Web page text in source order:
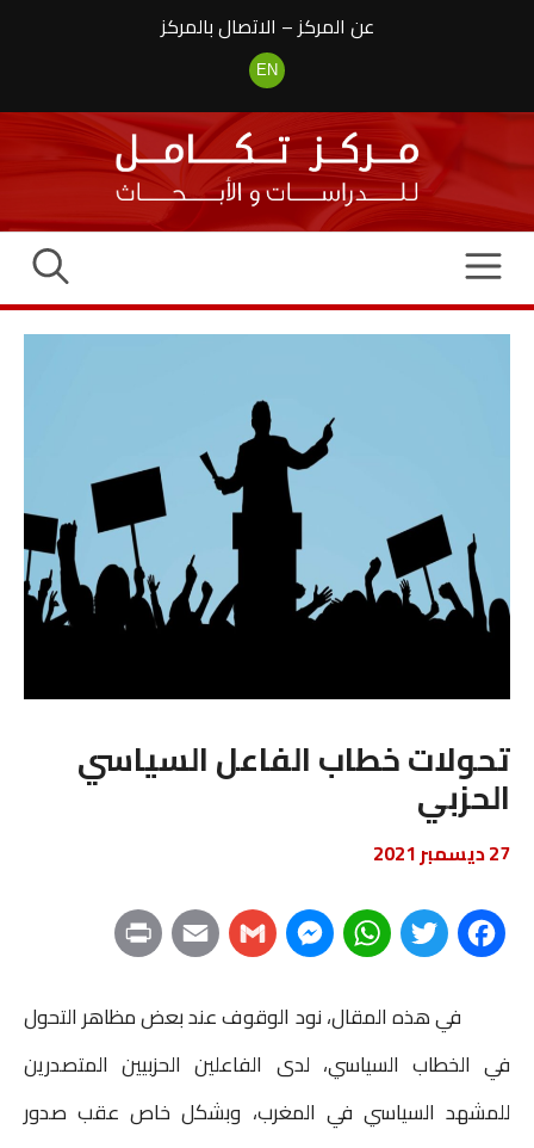
عن المركز– الاتصال بالمركز
EN
تحولات خطاب الفاعل السياسي
الحزبي
27 ديسمبر 2021
F
c
e
b
T
i
t
t
W
a
t
s
M
s
s
e
G
a
i
l
E
a
i
l
i
n
t
في هذه المقال، نود الوقوف عند بعض مظاهر التحول
في الخطاب السياسي، لدى الفاعلين الحزبيين المتصدرين
للمشهد السياسي في المغرب، وبشكل خاص عقب صدور